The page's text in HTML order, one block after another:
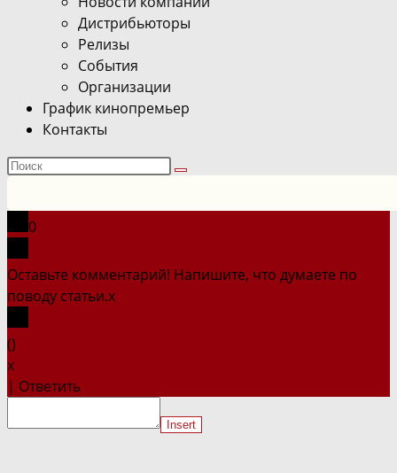
Дистрибьюторы
Релизы
События
Организации
График кинопремьер
Контакты
Поиск
сайте
0
Оставьте комментарий! Напишите, что думаете по
поводу статьи.x
()
x
| Ответить
Insert